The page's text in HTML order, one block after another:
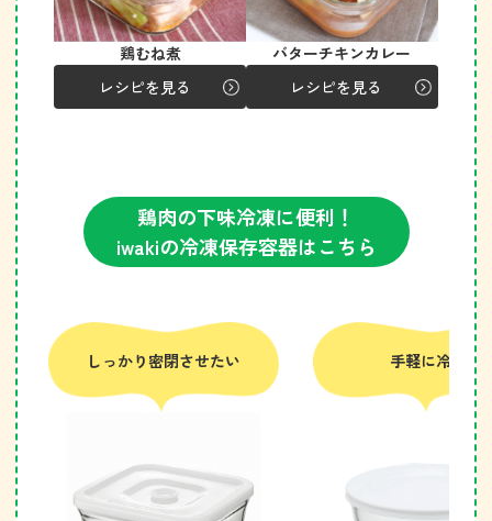
鶏むね煮
レシピを見る
バターチキンカレー
レシピを見る
鶏肉の下味冷凍に便利！
iwakiの冷凍保存容器はこちら
しっかり密閉させたい 手軽に冷凍